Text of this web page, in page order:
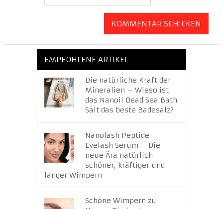
EMPFOHLENE ARTIKEL
Die natürliche Kraft der
Mineralien – Wieso ist
das Nanoil Dead Sea Bath
Salt das beste Badesalz?
Nanolash Peptide
Eyelash Serum – Die
neue Ära natürlich
schöner, kräftiger und
langer Wimpern
Schöne Wimpern zu